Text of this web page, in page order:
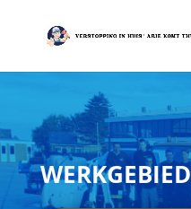
WERKGEBIED